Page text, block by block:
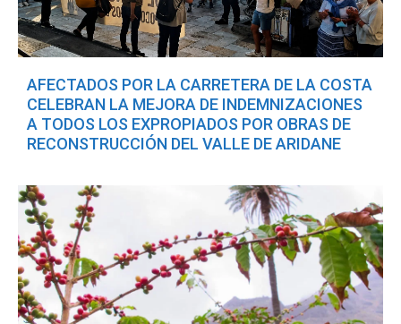
AFECTADOS POR LA CARRETERA DE LA COSTA
CELEBRAN LA MEJORA DE INDEMNIZACIONES
A TODOS LOS EXPROPIADOS POR OBRAS DE
RECONSTRUCCIÓN DEL VALLE DE ARIDANE